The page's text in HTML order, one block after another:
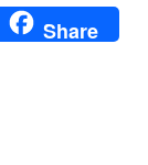
Share